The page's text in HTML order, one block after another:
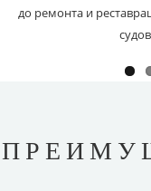
до ремонта и